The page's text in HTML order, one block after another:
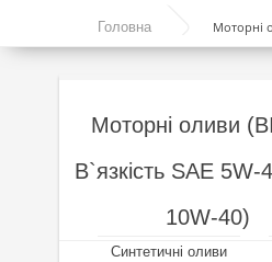
Моторні оливи
Напівсинтетичні оливи
Мінеральні оливи
Лінійка олив Molygen
Головна Моторні
Моторні оливи
В`язкість SAE 5W-
10W-40)
Синтетичні оливи